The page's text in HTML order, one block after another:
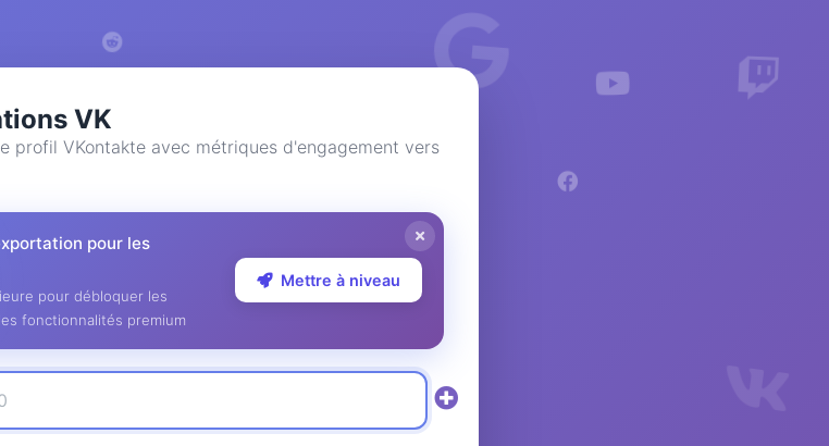
commentaires avec likes ou réactions.
concurrents et l'ensemble du marché
VK
profil VKontakte avec métriques d'engagement vers
pour les
pour débloquer les
fonctionnalités premium
Mettre à niveau